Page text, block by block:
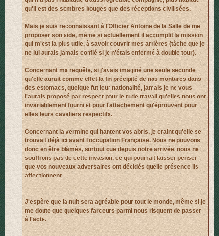
qu'il est des sombres bouges que des réceptions civilisées.
Mais je suis reconnaissant à l'Officier Antoine de la Salle de me
proposer son aide, même si actuellement il accomplit la mission
qui m'est la plus utile, à savoir couvrir mes arrières (tâche que je
ne lui aurais jamais confié si je n'étais enfermé à double tour).
Concernant ma requête, si j'avais imaginé une seule seconde
qu'elle aurait comme effet la fin précipité de nos montures dans
des estomacs, quelque fut leur nationalité, jamais je ne vous
l'aurais proposé par respect pour le rude travail qu'elles nous ont
invariablement fourni et pour l'attachement qu'éprouvent pour
elles leurs cavaliers respectifs.
Concernant la vermine qui hantent vos abris, je craint qu'elle se
trouvait déjà ici avant l'occupation Française. Nous ne pouvons
donc en être blâmés, surtout que depuis notre arrivée, nous ne
souffrons pas de cette invasion, ce qui pourrait laisser penser
que vos nouveaux adversaires ont décidés quelle présence ils
affectionnent.
J'espère que la nuit sera agréable pour tout le monde, même si je
me doute que quelques farceurs parmi nous risquent de passer
à l'acte.